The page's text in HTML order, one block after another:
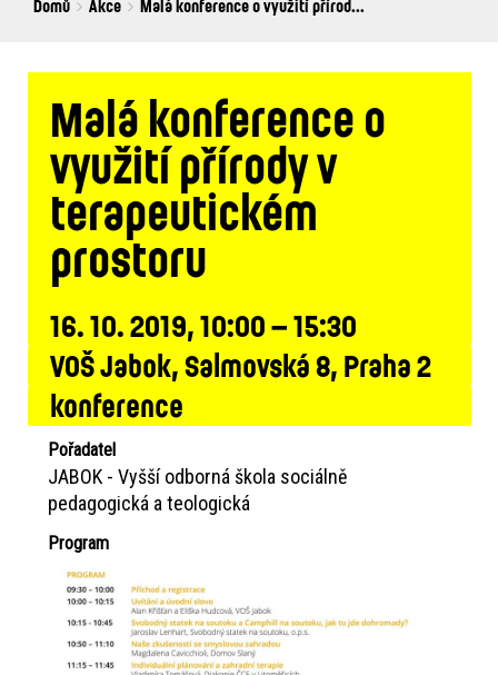
Breadcrumbs
You
Domů Akce Malá konference o využití přírod...
Malá konference o
využití přírody v
terapeutickém
prostoru
16. 10. 2019, 10:00 – 15:30
VOŠ Jabok, Salmovská 8, Praha 2
konference
Pořadatel
JABOK - Vyšší odborná škola sociálně
pedagogická a teologická
Program